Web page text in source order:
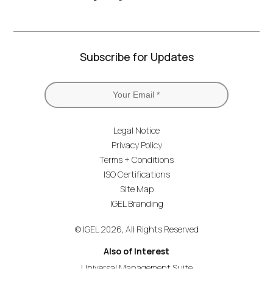
Subscribe for Updates
Legal Notice
Privacy Policy
Terms + Conditions
ISO Certifications
Site Map
IGEL Branding
© IGEL 2026, All Rights Reserved
Also of Interest
Universal Management Suite